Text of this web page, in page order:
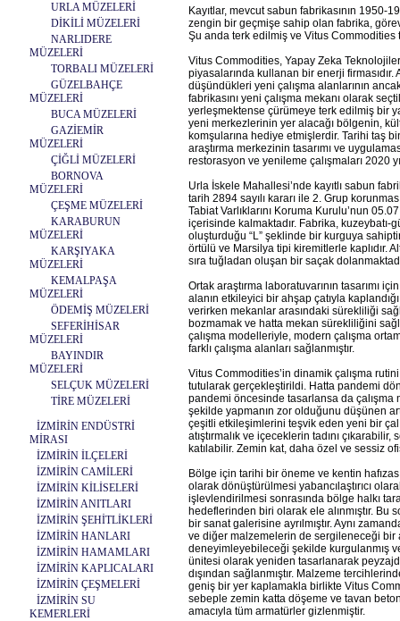
URLA MÜZELERİ
DİKİLİ MÜZELERİ
NARLIDERE
MÜZELERİ
TORBALI MÜZELERİ
GÜZELBAHÇE
MÜZELERİ
BUCA MÜZELERİ
GAZİEMİR
MÜZELERİ
ÇİĞLİ MÜZELERİ
BORNOVA
MÜZELERİ
ÇEŞME MÜZELERİ
KARABURUN
MÜZELERİ
KARŞIYAKA
MÜZELERİ
KEMALPAŞA
MÜZELERİ
ÖDEMİŞ MÜZELERİ
SEFERİHİSAR
MÜZELERİ
BAYINDIR
MÜZELERİ
SELÇUK MÜZELERİ
TİRE MÜZELERİ
İZMİRİN ENDÜSTRİ
MİRASI
İZMİRİN İLÇELERİ
İZMİRİN CAMİLERİ
İZMİRİN KİLİSELERİ
İZMİRİN ANITLARI
İZMİRİN ŞEHİTLİKLERİ
İZMİRİN HANLARI
İZMİRİN HAMAMLARI
İZMİRİN KAPLICALARI
İZMİRİN ÇEŞMELERİ
İZMİRİN SU
KEMERLERİ
Kayıtlar, mevcut sabun fabrikasının 1950-
zengin bir geçmişe sahip olan fabrika,
Şu anda terk edilmiş ve Vitus Commodities
Vitus Commodities, Yapay Zeka
piyasalarında kullanan bir enerji firmasıdır.
düşündükleri yeni çalışma alanlarının
fabrikasını yeni çalışma mekanı olarak
yerleşmektense çürümeye terk edilmiş bir
yeni merkezlerinin yer alacağı bölgenin,
komşularına hediye etmişlerdir. Tarihi taş
araştırma merkezinin tasarımı ve
restorasyon ve yenileme çalışmaları 2020
Urla İskele Mahallesi’nde kayıtlı sabun
tarih 2894 sayılı kararı ile 2. Grup
Tabiat Varlıklarını Koruma Kurulu’nun
içerisinde kalmaktadır. Fabrika,
oluşturduğu “L” şeklinde bir kurguya
örtülü ve Marsilya tipi kiremitlerle kaplıdır.
sıra tuğladan oluşan bir saçak
Ortak araştırma laboratuvarının tasarımı
alanın etkileyici bir ahşap çatıyla
verirken mekanlar arasındaki sürekliliği
bozmamak ve hatta mekan sürekliliğini
çalışma modelleriyle, modern çalışma
farklı çalışma alanları sağlanmıştır.
Vitus Commodities’in dinamik çalışma
tutularak gerçekleştirildi. Hatta pandemi
pandemi öncesinde tasarlansa da çalışma
şekilde yapmanın zor olduğunu düşünen
çeşitli etkileşimlerini teşvik eden yeni bir
atıştırmalık ve içeceklerin tadını
katılabilir. Zemin kat, daha özel ve sessiz
Bölge için tarihi bir öneme ve kentin
olarak dönüştürülmesi yabancılaştırıcı
işlevlendirilmesi sonrasında bölge halkı
hedeflerinden biri olarak ele alınmıştır.
bir sanat galerisine ayrılmıştır. Aynı
ve diğer malzemelerin de sergileneceği bir
deneyimleyebileceği şekilde kurgulanmış
ünitesi olarak yeniden tasarlanarak
dışından sağlanmıştır. Malzeme
geniş bir yer kaplamakla birlikte Vitus
sebeple zemin katta döşeme ve tavan beton
amacıyla tüm armatürler gizlenmiştir.